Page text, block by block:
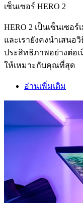
เซ็นเซอร์ HERO 2
HERO 2 เป็นเซ็นเซอ
และเรายังคงนำเสนอ
ประสิทธิภาพอย่างต่อเ
ให้เหมาะกับคุณที่สุด
อ่านเพิ่มเติม